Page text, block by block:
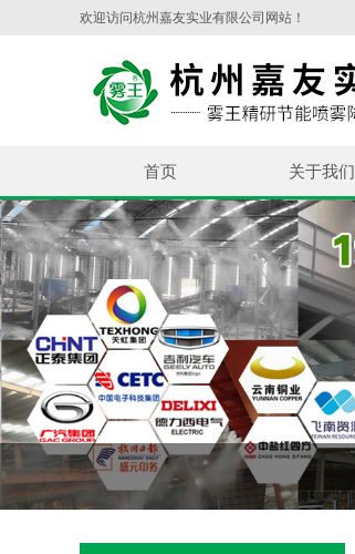
欢迎访问杭州嘉友实业有限公司网站！
首页 关于我们